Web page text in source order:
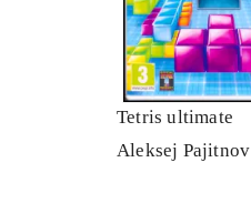
Tetris ultimate
Aleksej Pajitnov